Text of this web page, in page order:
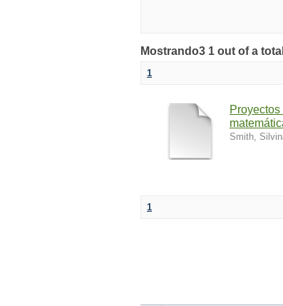
Mostrando3 1 out of a
1
Smith,
1